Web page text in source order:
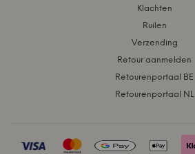
Klachten
Ruilen
Verzending
Retour aanmelden
Retourenportaal BE
Retourenportaal NL